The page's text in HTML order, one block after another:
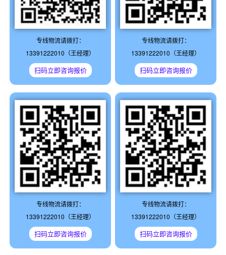
专线物流请拨打：
13391222010（王经理）
扫码立即咨询报价
专线物流请拨打：
13391222010（王经理）
扫码立即咨询报价
专线物流请拨打：
13391222010（王经理）
扫码立即咨询报价
专线物流请拨打：
13391222010（王经理）
扫码立即咨询报价